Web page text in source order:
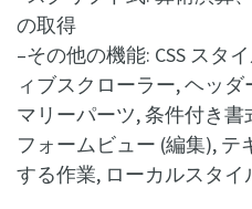
の取得
–その他の機能: CSS スタ
ィブスクローラー, ヘッ
マリーパーツ, 条件付き書
フォームビュー (編集),
する作業, ローカルスタイ